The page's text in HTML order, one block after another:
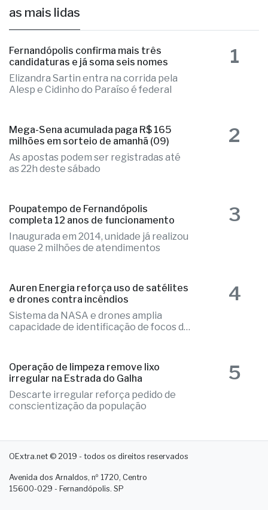
as mais lidas
Fernandópolis confirma mais três
candidaturas e já soma seis nomes
Elizandra Sartin entra na corrida pela
Alesp e Cidinho do Paraíso é federal
1
Mega-Sena acumulada paga R$ 165
milhões em sorteio de amanhã (09)
As apostas podem ser registradas até
as 22h deste sábado
2
Poupatempo de Fernandópolis
completa 12 anos de funcionamento
Inaugurada em 2014, unidade já realizou
quase 2 milhões de atendimentos
3
Auren Energia reforça uso de satélites
e drones contra incêndios
Sistema da NASA e drones amplia
capacidade de identificação de focos de
4
Operação de limpeza remove lixo
irregular na Estrada do Galha
Descarte irregular reforça pedido de
conscientização da população
5
OExtra.net © 2019 - todos os direitos reservados
Avenida dos Arnaldos, nº 1720, Centro
15600-029 - Fernandópolis. SP